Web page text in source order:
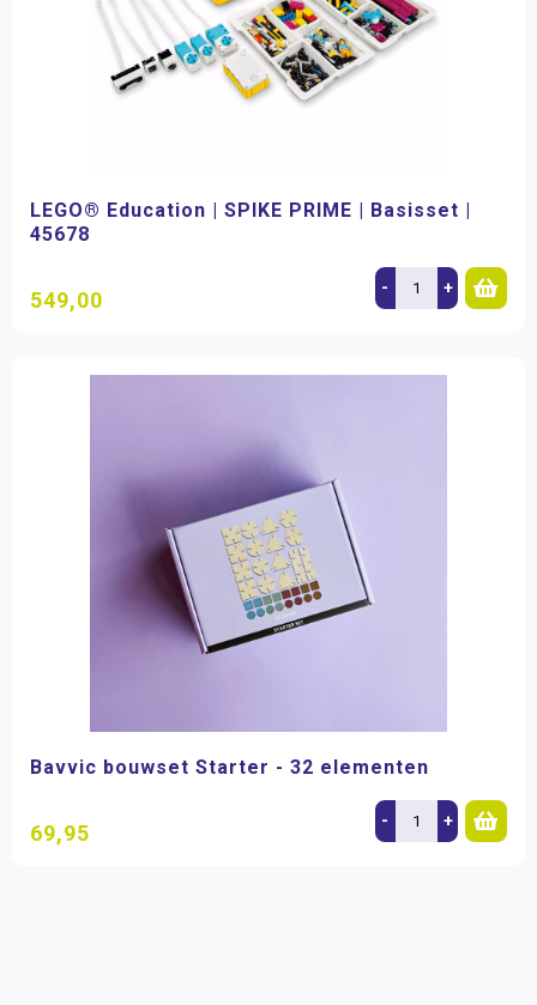
LEGO® Education | SPIKE PRIME | Basisset |
45678
549,00 - +
Bavvic bouwset Starter - 32 elementen
69,95 - +